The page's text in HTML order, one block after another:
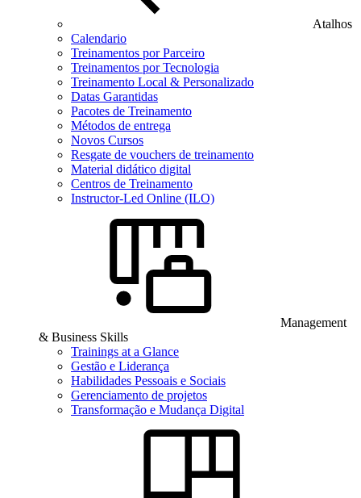
Atalhos
Calendario
Treinamentos por Parceiro
Treinamentos por Tecnologia
Treinamento Local & Personalizado
Datas Garantidas
Pacotes de Treinamento
Métodos de entrega
Novos Cursos
Resgate de vouchers de treinamento
Material didático digital
Centros de Treinamento
Instructor-Led Online (ILO)
Management
& Business Skills
Trainings at a Glance
Gestão e Liderança
Habilidades Pessoais e Sociais
Gerenciamento de projetos
Transformação e Mudança Digital